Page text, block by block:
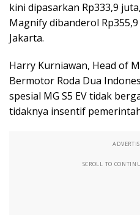
kini dipasarkan Rp333,9
Magnify dibanderol
Jakarta.
Harry Kurniawan, Head of
Bermotor Roda Dua
spesial MG S5 EV tidak
tidaknya insentif
SCROLL TO